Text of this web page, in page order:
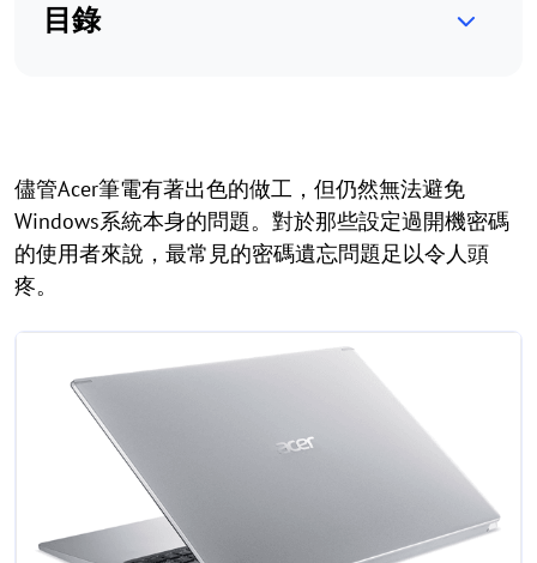
目錄
儘管Acer筆電有著出色的做工，但仍然無法避免
Windows系統本身的問題。對於那些設定過開機密碼
的使用者來說，最常見的密碼遺忘問題足以令人頭
疼。